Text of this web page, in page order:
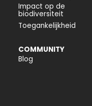
Impact op de
biodiversiteit
Toegankelijkheid
COMMUNITY
Blog